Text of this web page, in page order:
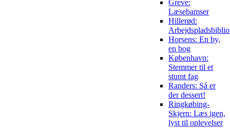
Greve:
Læsebamser
Hillerød:
Horsens: En by,
en bog
København:
Stemmer til et
stumt fag
Randers: Så er
der dessert!
Ringkøbing-
Skjern: Læs igen,
lyst til oplevelser